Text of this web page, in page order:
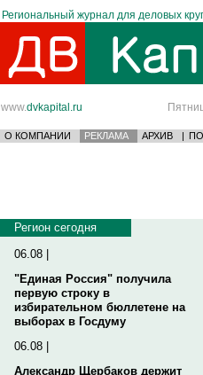
Региональный журнал для деловых
www.dvkapital.ru
О КОМПАНИИ РЕКЛАМА АРХИВ |
Регион сегодня
06.08 |
"Единая Россия" получила
первую строку в
избирательном бюллетене на
выборах в Госдуму
06.08 |
Александр Щербаков держит